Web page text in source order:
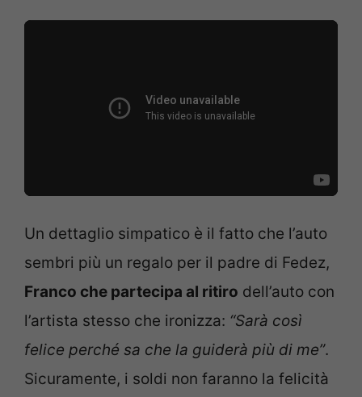
Un dettaglio simpatico è il fatto che l’auto
sembri più un regalo per il padre di Fedez,
Franco che partecipa al ritiro dell’auto con
l’artista stesso che ironizza: “Sarà così
felice perché sa che la guiderà più di me”.
Sicuramente, i soldi non faranno la felicità